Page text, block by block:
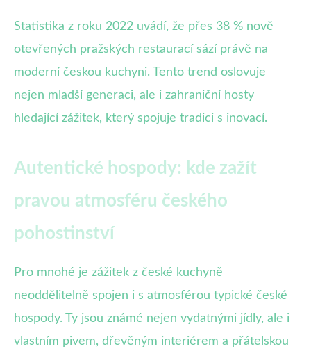
Statistika z roku 2022 uvádí, že přes 38 % nově
otevřených pražských restaurací sází právě na
moderní českou kuchyni. Tento trend oslovuje
nejen mladší generaci, ale i zahraniční hosty
hledající zážitek, který spojuje tradici s inovací.
Autentické hospody: kde zažít
pravou atmosféru českého
pohostinství
Pro mnohé je zážitek z české kuchyně
neoddělitelně spojen i s atmosférou typické české
hospody. Ty jsou známé nejen vydatnými jídly, ale i
vlastním pivem, dřevěným interiérem a přátelskou